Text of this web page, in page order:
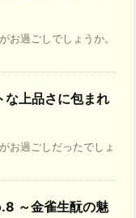
お過ごしでしょうか。
な上品さに包まれ
お過ごしだったでしょ
～金雀生酛の魅